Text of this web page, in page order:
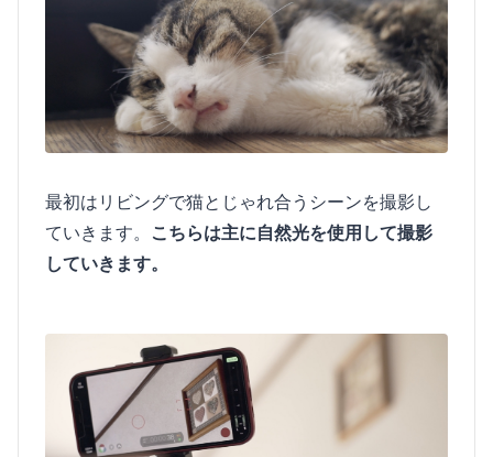
最初はリビングで猫とじゃれ合うシーンを撮影し
ていきます。 こちらは主に自然光を使用して撮影
していきます。